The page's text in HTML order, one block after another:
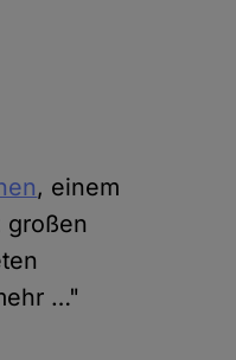
, einem
großen
…"